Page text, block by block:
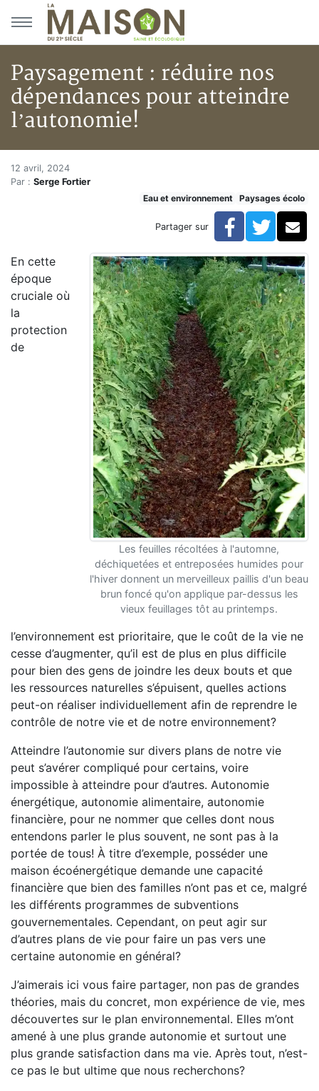
Aller au menu principal
Aller au contenu principal
Paysagement : réduire nos
dépendances pour atteindre
l’autonomie!
Accueil
Articles
Eau et environnement
Paysagement : réduire nos dépendances pour
Paysagement : réduire nos
12 avril, 2024
Par : Serge Fortier
Eau et environnement
Paysages écolo
Partager sur Facebook
Les feuilles récoltées à l'automne,
déchiquetées et entreposées humides pour
l'hiver donnent un merveilleux paillis d'un beau
brun foncé qu'on applique par-dessus les
vieux feuillages tôt au printemps.
En cette
époque
cruciale où
la
protection
de
l’environnement est prioritaire, que le coût de la vie ne
cesse d’augmenter, qu’il est de plus en plus difficile
pour bien des gens de joindre les deux bouts et que
les ressources naturelles s’épuisent, quelles actions
peut-on réaliser individuellement afin de reprendre le
contrôle de notre vie et de notre environnement?
Atteindre l’autonomie sur divers plans de notre vie
peut s’avérer compliqué pour certains, voire
impossible à atteindre pour d’autres. Autonomie
énergétique, autonomie alimentaire, autonomie
financière, pour ne nommer que celles dont nous
entendons parler le plus souvent, ne sont pas à la
portée de tous! À titre d’exemple, posséder une
maison écoénergétique demande une capacité
financière que bien des familles n’ont pas et ce, malgré
les différents programmes de subventions
gouvernementales. Cependant, on peut agir sur
d’autres plans de vie pour faire un pas vers une
certaine autonomie en général?
J’aimerais ici vous faire partager, non pas de grandes
théories, mais du concret, mon expérience de vie, mes
découvertes sur le plan environnemental. Elles m’ont
amené à une plus grande autonomie et surtout une
plus grande satisfaction dans ma vie. Après tout, n’est-
ce pas le but ultime que nous recherchons?